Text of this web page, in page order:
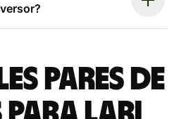
pares de